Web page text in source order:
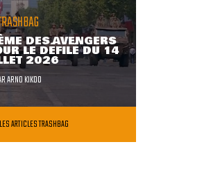
DES AVENGERS
LE DÉFILÉ DU 14
2026
ARNO KIKOO
ARTICLES TRASHBAG